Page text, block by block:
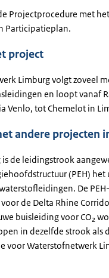
Projectprocedure met
Participatieplan.
project
Limburg volgt zoveel
en loopt vanaf
Venlo, tot Chemelot in
andere projecten
de leidingstrook
(PEH)
De
de Delta Rhine
buisleiding voor CO₂
in dezelfde strook als
voor Waterstofnetwerk